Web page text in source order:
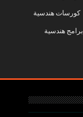
كورسات هندسية
برامج هندسية